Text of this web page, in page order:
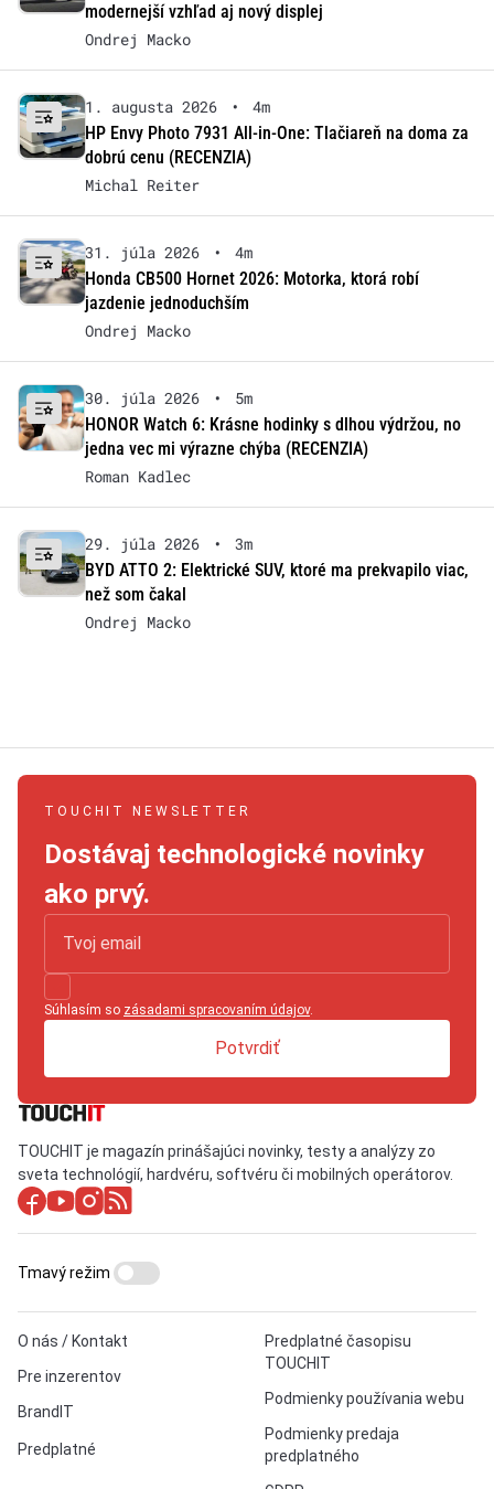
modernejší vzhľad aj nový displej
Ondrej Macko
1. augusta 2026 •
4m
HP Envy Photo 7931 All-in-One: Tlačiareň na doma za
dobrú cenu (RECENZIA)
Michal Reiter
31. júla 2026 •
4m
Honda CB500 Hornet 2026: Motorka, ktorá robí
jazdenie jednoduchším
Ondrej Macko
30. júla 2026 •
5m
HONOR Watch 6: Krásne hodinky s dlhou výdržou, no
jedna vec mi výrazne chýba (RECENZIA)
Roman Kadlec
29. júla 2026 •
3m
BYD ATTO 2: Elektrické SUV, ktoré ma prekvapilo viac,
než som čakal
Ondrej Macko
TOUCHIT NEWSLETTER
Dostávaj technologické novinky
ako prvý.
Súhlasím so zásadami spracovaním údajov.
Potvrdiť
TOUCHIT je magazín prinášajúci novinky, testy a analýzy zo
sveta technológií, hardvéru, softvéru či mobilných operátorov.
O nás / Kontakt
Pre inzerentov
BrandIT
Predplatné
Predplatné časopisu
TOUCHIT
Podmienky používania webu
Podmienky predaja
predplatného
Tmavý režim